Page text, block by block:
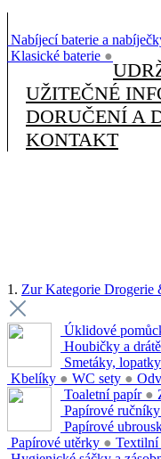
Nabíjecí baterie a
Klasické baterie ●
UŽITEČNÉ
DORUČENÍ A
KONTAKT
1. Zur Kategorie Drogerie
Úklidové
Houbičky a
Smetáky,
Kbelíky ● WC sety ●
Toaletní papír ●
Papírové ručníky
Papírové
Papírové utěrky ● Textilní